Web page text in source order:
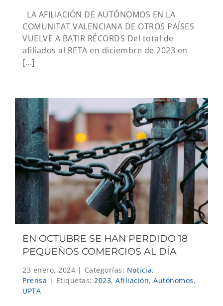
LA AFILIACIÓN DE AUTÓNOMOS EN LA
COMUNITAT VALENCIANA DE OTROS PAÍSES
VUELVE A BATIR RÉCORDS Del total de
afiliados al RETA en diciembre de 2023 en
[...]
EN OCTUBRE SE HAN PERDIDO 18
PEQUEÑOS COMERCIOS AL DÍA
23 enero, 2024 | Categorías: Noticia,
Prensa | Etiquetas: 2023, Afiliación, Autónomos,
UPTA